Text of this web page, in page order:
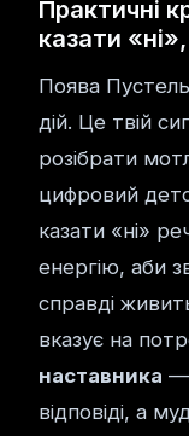
Практичні
казати
Поява
дій. Це твій
розібрати
цифровий
казати «ні»
енергію, аби
справді
вказує на
наставника —
відповіді, а